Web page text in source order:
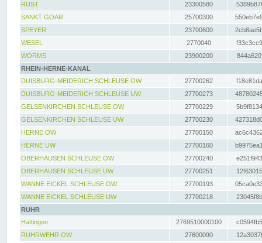
RUST
23300580
SANKT GOAR
25700300
SPEYER
23700600
WESEL
2770040
WORMS
23900200
RHEIN-HERNE-KANAL
DUISBURG-MEIDERICH SCHLEUSE OW
27700262
DUISBURG-MEIDERICH SCHLEUSE UW
27700273
GELSENKIRCHEN SCHLEUSE OW
27700229
GELSENKIRCHEN SCHLEUSE UW
27700230
HERNE OW
27700150
HERNE UW
27700160
OBERHAUSEN SCHLEUSE OW
27700240
OBERHAUSEN SCHLEUSE UW
27700251
WANNE EICKEL SCHLEUSE OW
27700193
WANNE EICKEL SCHLEUSE UW
27700218
RUHR
Hattingen
2769510000100
RUHRWEHR OW
27600090